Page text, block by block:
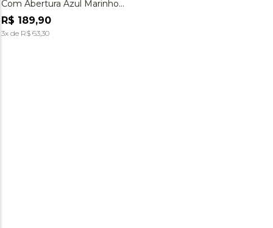
Com Abertura Azul Marinho
Navy
R$ 189,90
3x de R$ 63,30